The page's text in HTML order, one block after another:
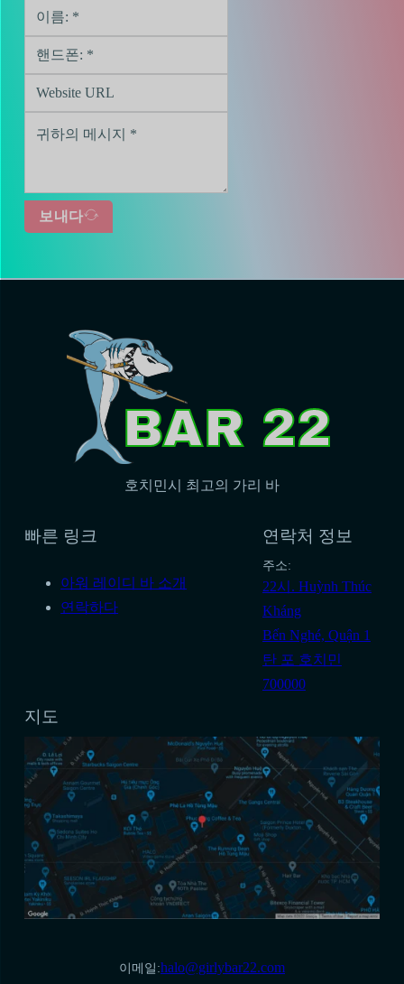
보내다
호치민시 최고의 가리 바
빠른 링크
아워 레이디 바 소개
연락하다
연락처 정보
주소:
22시. Huỳnh Thúc
Kháng
Bến Nghé, Quận 1
탄 포 호치민
700000
지도
이메일:halo@girlybar22.com